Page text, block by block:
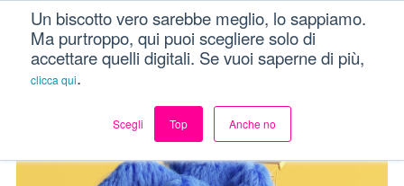
Un biscotto vero sarebbe meglio, lo sappiamo.
Ma purtroppo, qui puoi scegliere solo di
accettare quelli digitali. Se vuoi saperne di più,
clicca qui.
Scegli Top Anche no
Dici Davvero?! Menu